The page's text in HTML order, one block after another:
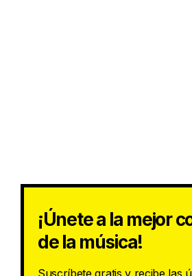
¡Únete a la mejor
de la música!